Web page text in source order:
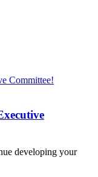
developing your